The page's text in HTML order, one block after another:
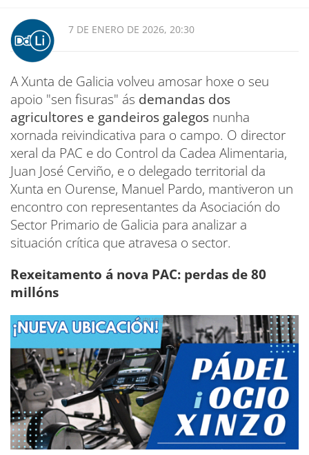
7 DE ENERO DE 2026, 20:30
A Xunta de Galicia volveu amosar hoxe o seu
apoio "sen fisuras" ás demandas dos
agricultores e gandeiros galegos nunha
xornada reivindicativa para o campo. O director
xeral da PAC e do Control da Cadea Alimentaria,
Juan José Cerviño, e o delegado territorial da
Xunta en Ourense, Manuel Pardo, mantiveron un
encontro con representantes da Asociación do
Sector Primario de Galicia para analizar a
situación crítica que atravesa o sector.
Rexeitamento á nova PAC: perdas de 80
millóns